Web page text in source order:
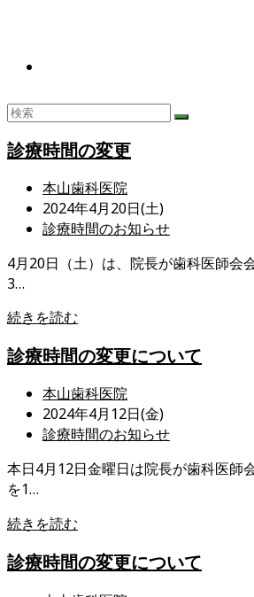
診療時間の変更
投
稿
者:
本山歯科医院
投
稿
開
2024年4月20日(土)
投
カ
ゴ
リ
ー:
診療時間のお知らせ
4月20日（土）は、院長が歯科医師会
3…
続きを読む
時
の
変
更
診療時間の変更について
投
稿
者:
本山歯科医院
投
稿
開
2024年4月12日(金)
投
カ
ゴ
リ
ー:
診療時間のお知らせ
本日4月12日金曜日は院長が歯科医師
を1…
続きを読む
時
診療時間の変更について